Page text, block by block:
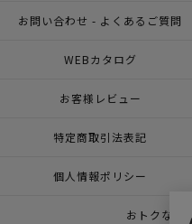
お問い合わせ - よくあるご質問
WEBカタログ
お客様レビュー
特定商取引法表記
個人情報ポリシー
おトクな情